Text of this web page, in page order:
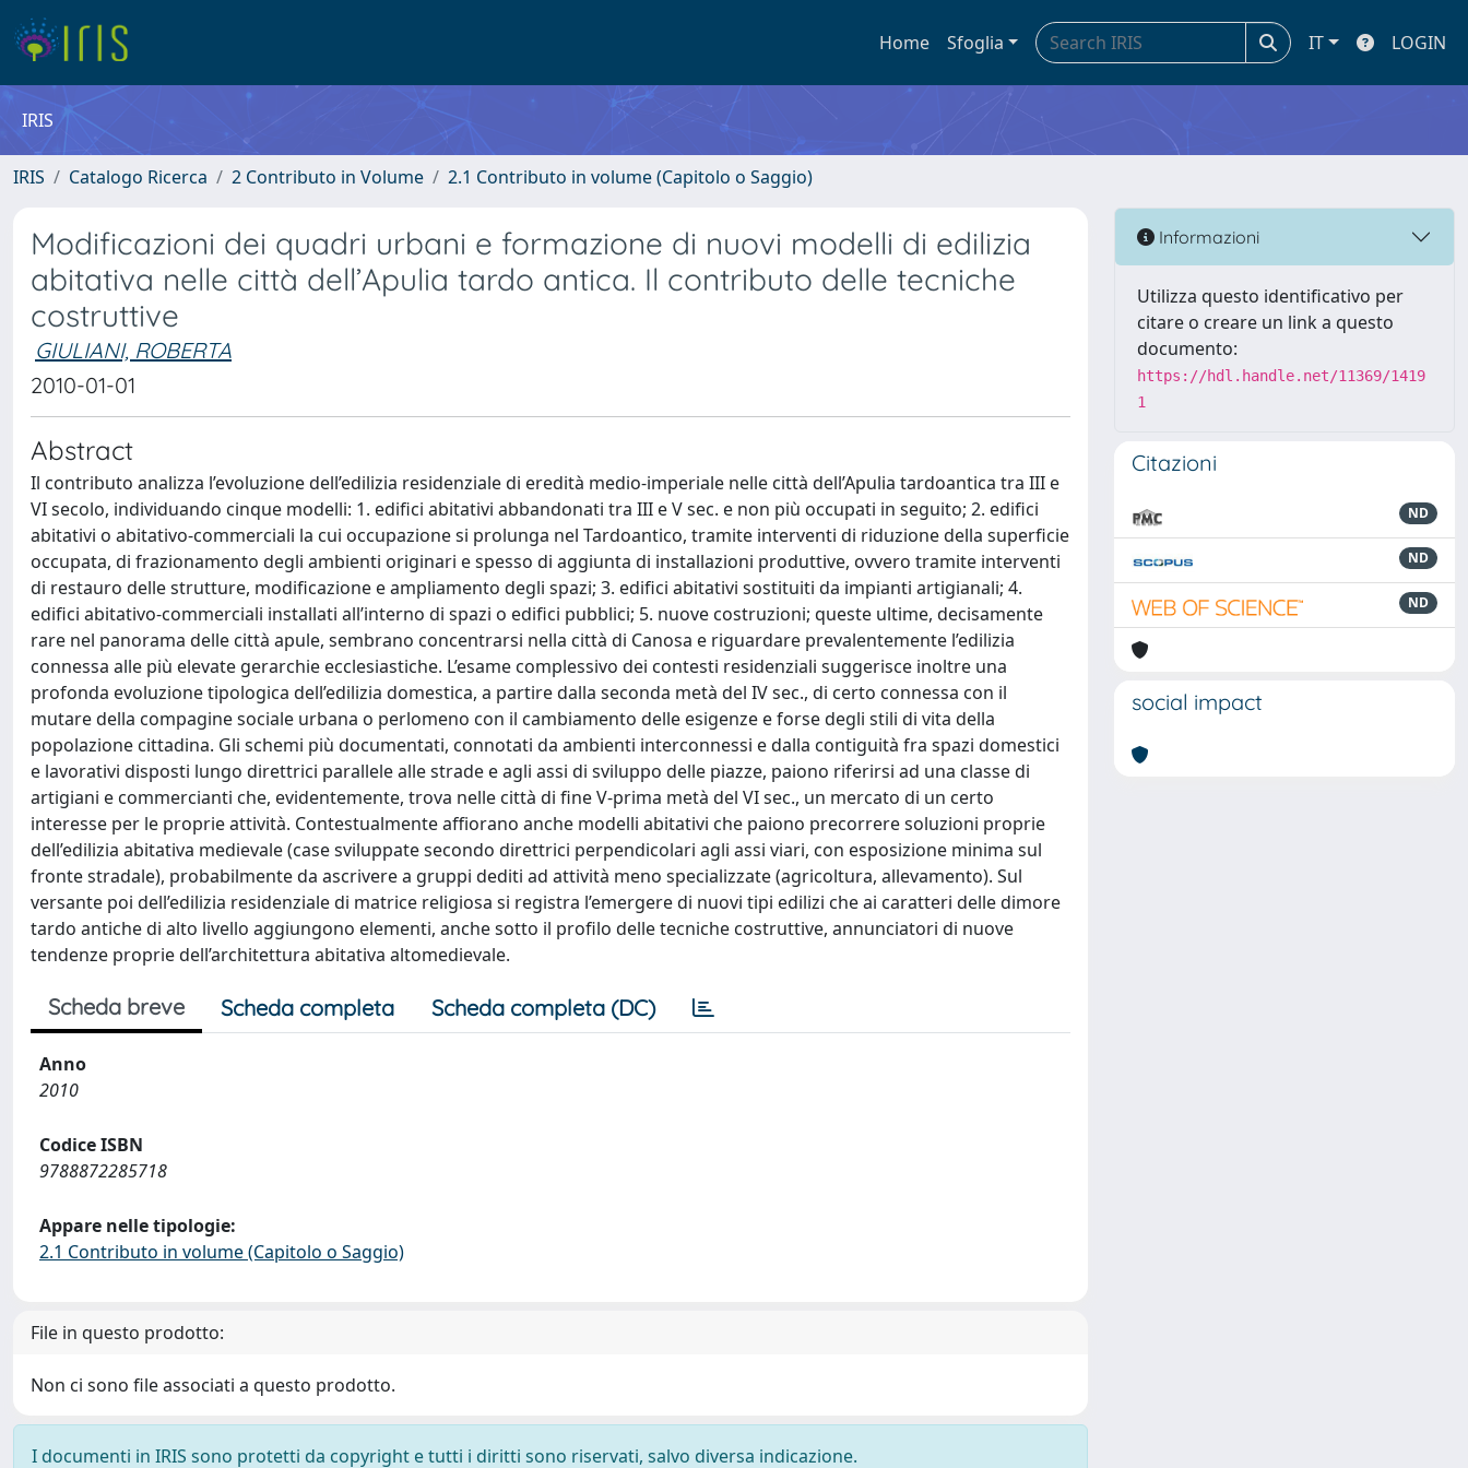
Home Sfoglia IT LOGIN
IRIS
IRIS Catalogo Ricerca 2 Contributo in Volume 2.1 Contributo in volume (Capitolo o Saggio)
Modificazioni dei quadri urbani e formazione di nuovi modelli di edilizia
abitativa nelle città dell’Apulia tardo antica. Il contributo delle tecniche
costruttive
GIULIANI, ROBERTA
2010-01-01
Abstract
Il contributo analizza l’evoluzione dell’edilizia residenziale di eredità medio-imperiale nelle città dell’Apulia tardoantica tra III e
VI secolo, individuando cinque modelli: 1. edifici abitativi abbandonati tra III e V sec. e non più occupati in seguito; 2. edifici
abitativi o abitativo-commerciali la cui occupazione si prolunga nel Tardoantico, tramite interventi di riduzione della superficie
occupata, di frazionamento degli ambienti originari e spesso di aggiunta di installazioni produttive, ovvero tramite interventi
di restauro delle strutture, modificazione e ampliamento degli spazi; 3. edifici abitativi sostituiti da impianti artigianali; 4.
edifici abitativo-commerciali installati all’interno di spazi o edifici pubblici; 5. nuove costruzioni; queste ultime, decisamente
rare nel panorama delle città apule, sembrano concentrarsi nella città di Canosa e riguardare prevalentemente l’edilizia
connessa alle più elevate gerarchie ecclesiastiche. L’esame complessivo dei contesti residenziali suggerisce inoltre una
profonda evoluzione tipologica dell’edilizia domestica, a partire dalla seconda metà del IV sec., di certo connessa con il
mutare della compagine sociale urbana o perlomeno con il cambiamento delle esigenze e forse degli stili di vita della
popolazione cittadina. Gli schemi più documentati, connotati da ambienti interconnessi e dalla contiguità fra spazi domestici
e lavorativi disposti lungo direttrici parallele alle strade e agli assi di sviluppo delle piazze, paiono riferirsi ad una classe di
artigiani e commercianti che, evidentemente, trova nelle città di fine V-prima metà del VI sec., un mercato di un certo
interesse per le proprie attività. Contestualmente affiorano anche modelli abitativi che paiono precorrere soluzioni proprie
dell’edilizia abitativa medievale (case sviluppate secondo direttrici perpendicolari agli assi viari, con esposizione minima sul
fronte stradale), probabilmente da ascrivere a gruppi dediti ad attività meno specializzate (agricoltura, allevamento). Sul
versante poi dell’edilizia residenziale di matrice religiosa si registra l’emergere di nuovi tipi edilizi che ai caratteri delle dimore
tardo antiche di alto livello aggiungono elementi, anche sotto il profilo delle tecniche costruttive, annunciatori di nuove
tendenze proprie dell’architettura abitativa altomedievale.
Scheda breve Scheda completa Scheda completa (DC)
Anno
2010
Codice ISBN
9788872285718
Appare nelle tipologie:
2.1 Contributo in volume (Capitolo o Saggio)
File in questo prodotto:
Non ci sono file associati a questo prodotto.
I documenti in IRIS sono protetti da copyright e tutti i diritti sono riservati, salvo diversa indicazione.
Informazioni
Utilizza questo identificativo per
citare o creare un link a questo
documento:
https://hdl.handle.net/11369/1419
1
Citazioni
ND
ND
ND
social impact